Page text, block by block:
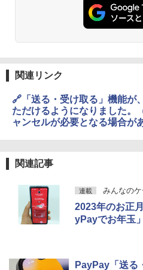
関連リンク
🔗「送る・受け取る」機能が
ただけるようになりました。
ャンセルが必要となる場合が
関連記事
連載 みんなのケ
2023年のお正
yPayでお年玉
PayPay「送る